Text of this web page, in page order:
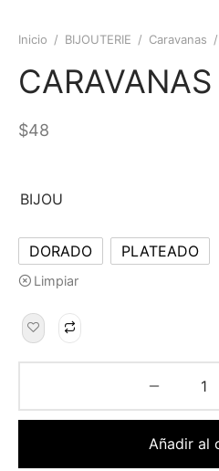
Inicio / BIJOUTERIE / Caravanas /
$48
BIJOU
DORADO PLATEADO
Limpiar
Añadir al